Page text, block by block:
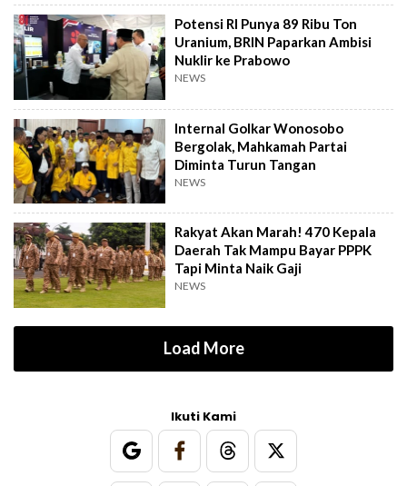
Potensi RI Punya 89 Ribu Ton
Uranium, BRIN Paparkan Ambisi
Nuklir ke Prabowo
NEWS
Internal Golkar Wonosobo
Bergolak, Mahkamah Partai
Diminta Turun Tangan
NEWS
Rakyat Akan Marah! 470 Kepala
Daerah Tak Mampu Bayar PPPK
Tapi Minta Naik Gaji
NEWS
Load More
Ikuti Kami